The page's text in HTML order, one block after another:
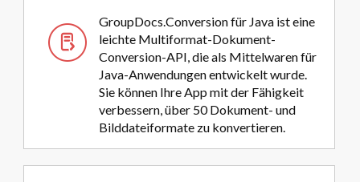
GroupDocs.Conversion für Java ist eine
leichte Multiformat-Dokument-
Conversion-API, die als Mittelwaren für
Java-Anwendungen entwickelt wurde.
Sie können Ihre App mit der Fähigkeit
verbessern, über 50 Dokument- und
Bilddateiformate zu konvertieren.